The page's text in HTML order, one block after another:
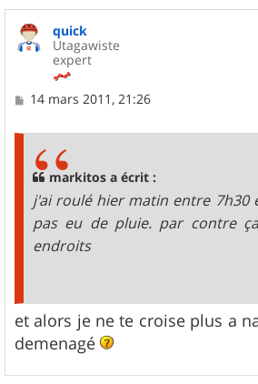
quick
Utagawiste
expert
M14 mars 2011, 21:26
markitos a écrit :
j'ai roulé hier matin entre 7h30
pas eu de pluie. par contre
endroits
et alors je ne te croise plus a
demenagé